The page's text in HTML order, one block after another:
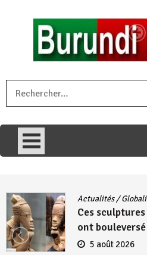
umariye umuryango wawe
uri ngaha ndagusigiye iki
Actualités/
Ces
ont
5 août 2026